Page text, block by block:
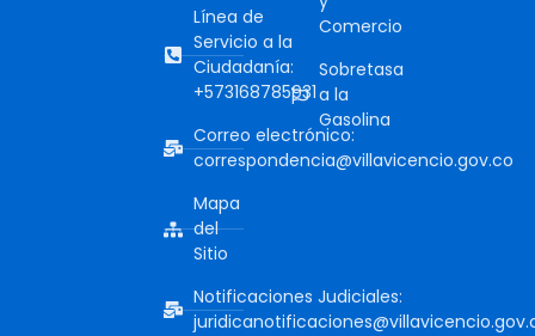
Línea de
Servicio a la
Ciudadanía:
+573168785931
Correo electrónico:
correspondencia@villavicencio.gov.co
Mapa
del
Sitio
Notificaciones Judiciales:
Comercio
Sobretasa
a la
Gasolina